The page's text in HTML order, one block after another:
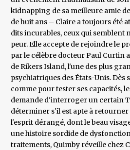
kidnapping de sa meilleure amie
de huit ans – Claire a toujours été
dits incurables, ceux qui semblent
peur. Elle accepte de rejoindre le
par le célèbre docteur Paul Curtin
de Rikers Island, l'une des plus
psychiatriques des États-Unis. Dès
comme pour tester ses capacités,
demande d'interroger un certain
déterminer s'il est apte à retourner
l'esprit dérangé, dont le beau
une histoire sordide de
traitements, Quimby réveille chez